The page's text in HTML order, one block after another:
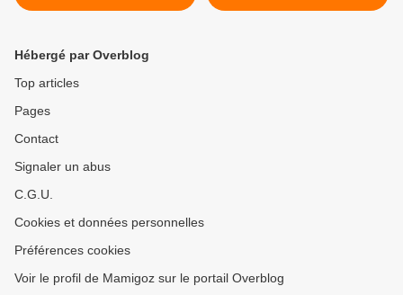
fruits au COOKEO >
Hébergé par Overblog
Top articles
Pages
Contact
Signaler un abus
C.G.U.
Cookies et données personnelles
Préférences cookies
Voir le profil de Mamigoz sur le portail Overblog